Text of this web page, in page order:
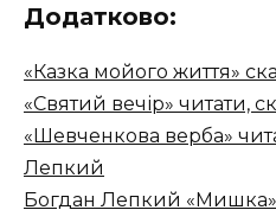
Додатково:
«Казка мойого життя»
«Святий вечір» читати,
«Шевченкова верба»
Лепкий
Богдан Лепкий «Мишка»